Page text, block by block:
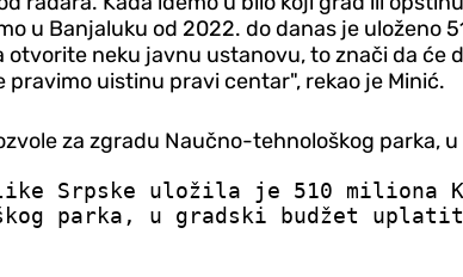
u Banjaluku od 2022. do danas je uloženo
neku javnu ustanovu, to znači da će
uistinu pravi centar", rekao je Minić.
za zgradu Naučno-tehnološkog parka,
Srpske uložila je 510 miliona
parka, u gradski budžet